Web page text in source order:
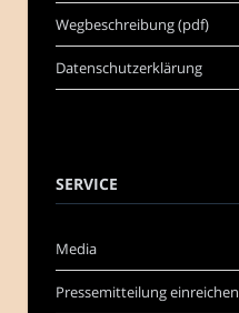
Wegbeschreibung (pdf)
Datenschutzerklärung
SERVICE
Media
Pressemitteilung einreichen